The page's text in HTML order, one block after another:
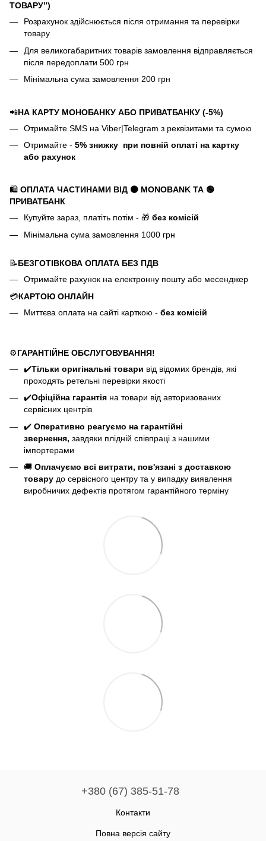
ТОВАРУ”)
Розрахунок здійснюється після отримання та перевірки
товару
Для великогабаритних товарів замовлення відправляється
після передоплати 500 грн
Мінімальна сума замовлення 200 грн
📲НА КАРТУ МОНОБАНКУ АБО ПРИВАТБАНКУ (-5%)
Отримайте SMS на Viber|Telegram з реквізитами та сумою
Отримайте - 5% знижку при повній оплаті на картку
або рахунок
🛍️ ОПЛАТА ЧАСТИНАМИ ВІД ⚫ MONOBANK ТА 🟢
ПРИВАТБАНК
Купуйте зараз, платіть потім - 🎁 без комісій
Мінімальна сума замовлення 1000 грн
📝БЕЗГОТІВКОВА ОПЛАТА БЕЗ ПДВ
Отримайте рахунок на електронну пошту або месенджер
💳КАРТОЮ ОНЛАЙН
Миттєва оплата на сайті карткою - без комісій
⚙️ГАРАНТІЙНЕ ОБСЛУГОВУВАННЯ!
✔️Тільки оригінальні товари від відомих брендів, які
проходять ретельні перевірки якості
✔️Офіційна гарантія на товари від авторизованих
сервісних центрів
✔️ Оперативно реагуємо на гарантійні
звернення, завдяки плідній співпраці з нашими
імпортерами
🚚 Оплачуємо всі витрати, пов'язані з доставкою
товару до сервісного центру та у випадку виявлення
виробничих дефектів протягом гарантійного терміну
+380 (67) 385-51-78
Контакти
Повна версія сайту